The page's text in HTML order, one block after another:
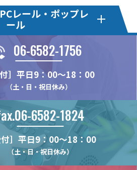
レール・ポップレ
ール
Lシリーズ スペーサー・レ
ール
LMC
LRC
LLC
LRD
LPA
LRG
・レ
Sシリーズ スペーサー・レ
ール
SMC
SR2F
SR2T
SR3F
スペーサースライド
SSDM
SSDMA
06-6582-1756
］平日9：00～18：00
（土・日・祝日休み）
6582-1824
付］平日9：00～18：00
（土・日・祝日休み）